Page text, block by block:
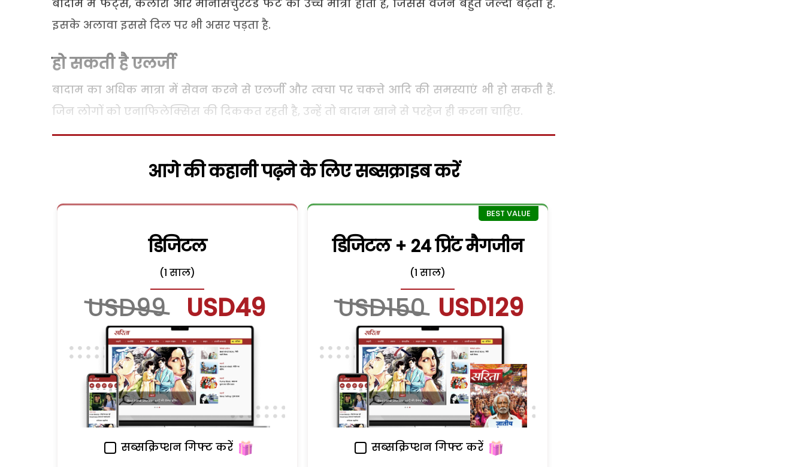
बादाम में फैट्स, कैलोरी और मोनोसैचुरेटेड फैट की उच्च मात्रा होती है, जिससे वजन बहुत जल्दी बढ़ता है.
इसके अलावा इससे दिल पर भी असर पड़ता है.
हो सकती है एलर्जी
बादाम का अधिक मात्रा में सेवन करने से एलर्जी और त्वचा पर चकत्ते आदि की समस्याएं भी हो सकती हैं.
जिन लोगों को एनाफिलेक्सिस की दिककत रहती है, उन्हें तो बादाम खाने से परहेज ही करना चाहिए.
आगे की कहानी पढ़ने के लिए सब्सक्राइब करें
डिजिटल
(1 साल)
USD99 USD49
सब्सक्रिप्शन गिफ्ट करें
डिजिटल + 24 प्रिंट मैगजीन
(1 साल)
USD150 USD129
सब्सक्रिप्शन गिफ्ट करें